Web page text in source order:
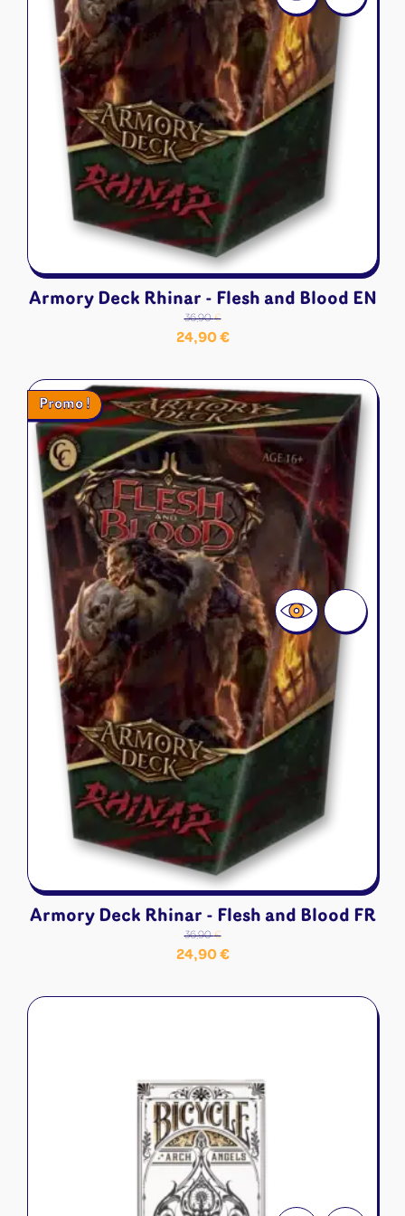
Armory Deck Rhinar - Flesh and Blood EN
36,90€
Le
initial
était :
36,90 €.
24,90€Le
actuel
est :
24,90 €.
Promo !
Armory Deck Rhinar - Flesh and Blood FR
36,90€
Le
initial
24,90€Le
actuel